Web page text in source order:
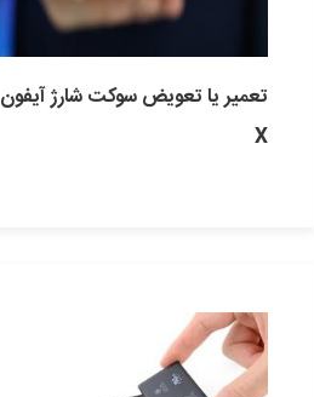
تعمیر یا تعویض سوکت شارژ آیفون
X